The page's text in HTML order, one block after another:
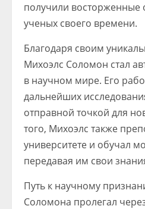
получили восторженные
ученых своего времени.
Благодаря своим
Михоэлс Соломон стал
в научном мире. Его
дальнейших
отправной точкой для
того, Михоэлс также
университете и обучал
передавая им свои
Путь к научному
Соломона пролегал